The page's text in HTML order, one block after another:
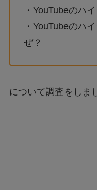
・YouTubeのハ
・YouTubeのハ
ぜ？
について調査をしま